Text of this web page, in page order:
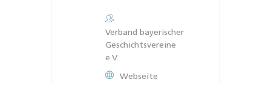
Verband bayerischer
Geschichtsvereine
e.V.
Webseite